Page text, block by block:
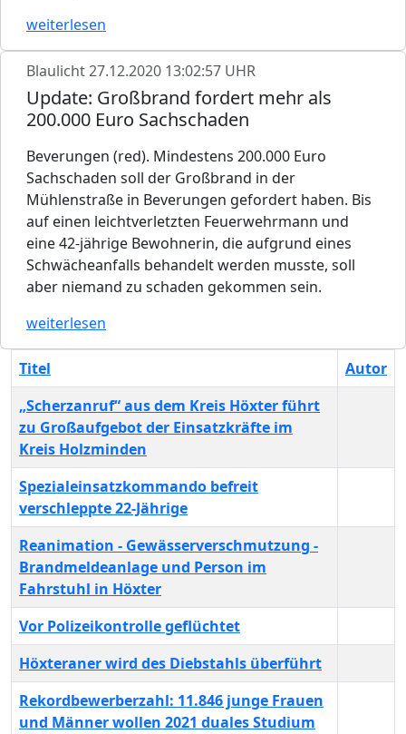
weiterlesen
Blaulicht27.12.2020 13:02:57 UHR
Update: Großbrand fordert mehr als
200.000 Euro Sachschaden
Beverungen (red). Mindestens 200.000 Euro
Sachschaden soll der Großbrand in der
Mühlenstraße in Beverungen gefordert haben. Bis
auf einen leichtverletzten Feuerwehrmann und
eine 42-jährige Bewohnerin, die aufgrund eines
Schwächeanfalls behandelt werden musste, soll
aber niemand zu schaden gekommen sein.
weiterlesen
Titel
Autor
„Scherzanruf“ aus dem Kreis Höxter führt
zu Großaufgebot der Einsatzkräfte im
Kreis Holzminden
Spezialeinsatzkommando befreit
verschleppte 22-Jährige
Reanimation - Gewässerverschmutzung -
Brandmeldeanlage und Person im
Fahrstuhl in Höxter
Vor Polizeikontrolle geflüchtet
Höxteraner wird des Diebstahls überführt
Rekordbewerberzahl: 11.846 junge Frauen
und Männer wollen 2021 duales Studium